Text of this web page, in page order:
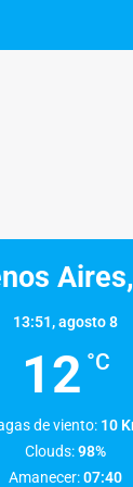
13:51,agosto 8
12 °C
de viento: 10
Clouds:98%
Amanecer:07:40